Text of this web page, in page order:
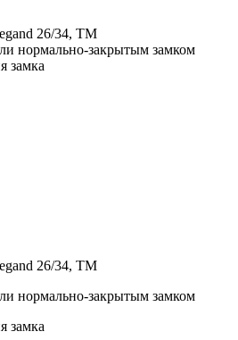
26/34, TM
нормально-закрытым замком
замка
26/34, TM
нормально-закрытым замком
замка